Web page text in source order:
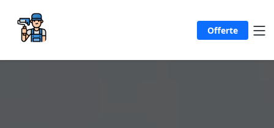
Offerte